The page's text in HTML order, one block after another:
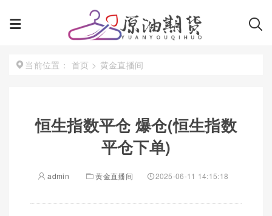
当前位置： 首页 > 黄金直播间
恒生指数平仓 爆仓(恒生指数
平仓下单)
admin 黄金直播间 2025-06-11 14:15:18